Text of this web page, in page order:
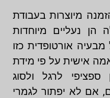
מיוצרות בעבודת
הן נעליים מיוחדות
אורטופדית כזו
אישית על פי מידת
לרגל ולסוג
אם לא יפתור לגמרי